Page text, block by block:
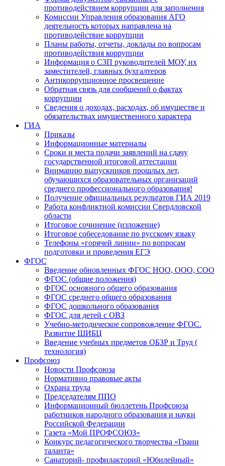
противодействием коррупции для заполнения
Комиссии Управления образования АГО
деятельность которых направлена на
противодействие коррупции
Планы работы, отчеты, доклады по вопросам
противодействия коррупции
Информация о СЗП руководителей МОУ, их
заместителей, главных бухгалтеров
Антикоррупционное просвещение
Обратная связь для сообщений о фактах
коррупции
Сведения о доходах, расходах, об имуществе и
обязательствах имущественного характера
ГИА
Приказы
Информационные материалы
Сроки и места подачи заявлений на сдачу
государственной итоговой аттестации
Вниманию выпускников прошлых лет,
обучающихся образовательных организаций
среднего профессионального образования!
Получение официальных результатов ГИА 2019
Работа конфликтной комиссии Свердловской
области
Итоговое сочинение (изложение)
Итоговое собеседование по русскому языку
Телефоны «горячей линии» по вопросам
подготовки и проведения ЕГЭ
ФГОС
Введение обновленных ФГОС НОО, ООО, СОО
ФГОС (общие положения)
ФГОС основного общего образования
ФГОС среднего общего образования
ФГОС дошкольного образования
ФГОС для детей с ОВЗ
Учебно-методическое сопровождение ФГОС.
Развитие ШИБЦ
Введение учебных предметов ОБЗР и Труд (
технология)
Профсоюз
Новости Профсоюза
Нормативно правовые акты
Охрана труда
Председателям ППО
Информационный бюллетень Профсоюза
работников народного образования и науки
Российской Федерации
Газета «Мой ПРОФСОЮЗ»
Конкурс педагогического творчества «Грани
таланта»
Санаторий- профилакторий «Юбилейный»